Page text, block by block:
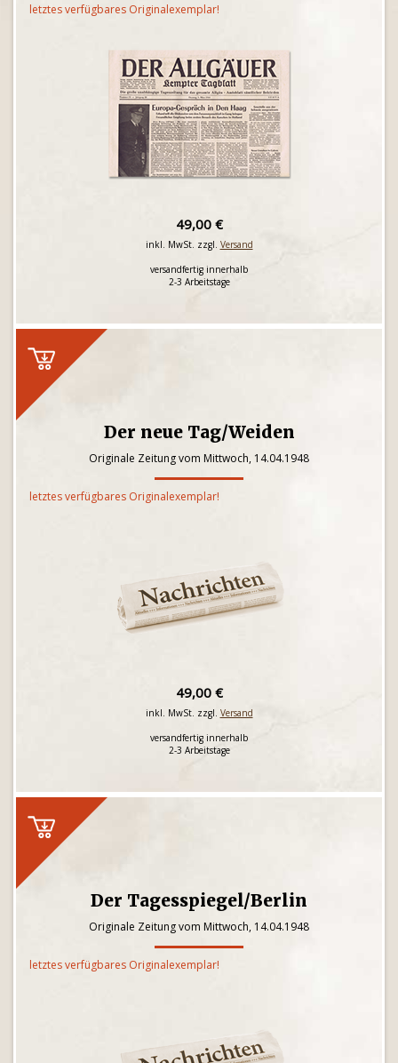
letztes verfügbares Originalexemplar!
49,00 €
inkl. MwSt. zzgl. Versand
versandfertig innerhalb
2-3 Arbeitstage
Der neue Tag/Weiden
Originale Zeitung vom Mittwoch, 14.04.1948
letztes verfügbares Originalexemplar!
49,00 €
inkl. MwSt. zzgl. Versand
versandfertig innerhalb
2-3 Arbeitstage
Der Tagesspiegel/Berlin
Originale Zeitung vom Mittwoch, 14.04.1948
letztes verfügbares Originalexemplar!